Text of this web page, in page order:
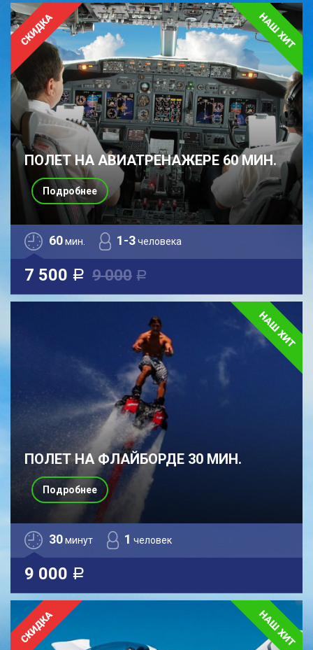
ПОЛЕТ НА АВИАТРЕНАЖЕРЕ 60 МИН.
60мин. 1-3человека
7 500 a 9 000 a
Подробнее
ПОЛЕТ НА ФЛАЙБОРДЕ 30 МИН.
30минут 1 человек
9 000 a
Подробнее